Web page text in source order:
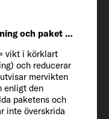
och paket …
vikt i körklart
och reducerar
mervikten
enligt den
paketens och
inte överskrida